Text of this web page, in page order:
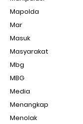
Mapolda
Mar
Masuk
Masyarakat
Mbg
MBG
Media
Menangkap
Menolak